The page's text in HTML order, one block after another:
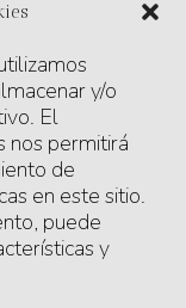
y/o
El
nos permitirá
de
en este sitio.
puede
y
17 a 19.30 h
A DOMICILIO,